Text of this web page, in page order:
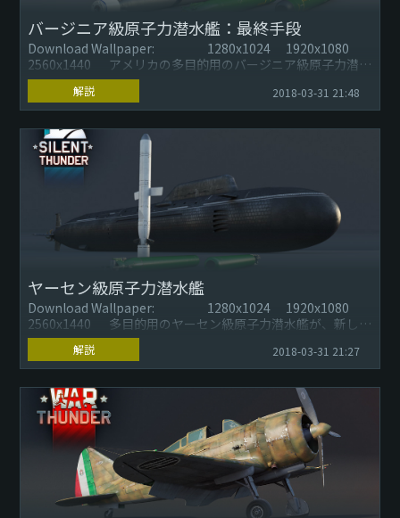
バージニア級原子力潜水艦：最終手段
Download Wallpaper: 1280x1024 1920x1080
2560x1440 アメリカの多目的用のバージニア級原子力潜水
艦...
解説 2018-03-31 21:48
ヤーセン級原子力潜水艦
Download Wallpaper: 1280x1024 1920x1080
2560x1440 多目的用のヤーセン級原子力潜水艦が、新しい
プ...
解説 2018-03-31 21:27